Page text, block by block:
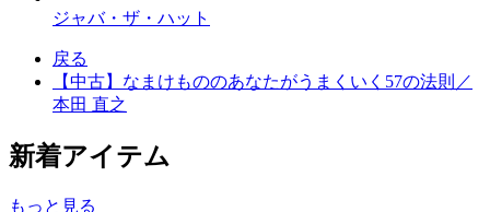
ジャバ・ザ・ハット
戻る
【中古】なまけもののあなたがうまくいく57の法則／
本田 直之
新着アイテム
もっと見る